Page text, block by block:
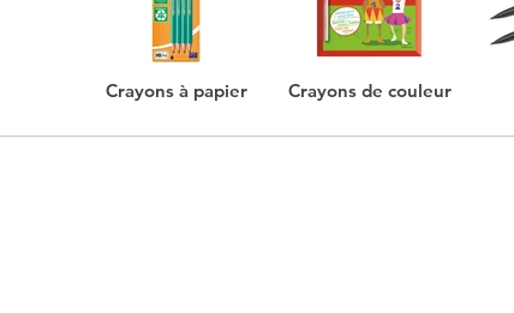
Crayons à papier Crayons de couleur